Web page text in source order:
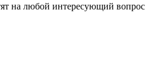
на любой интересующий вопрос